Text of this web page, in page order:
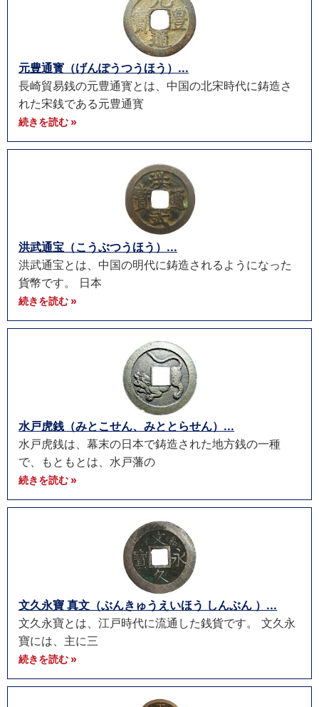
元豊通寳（げんぽうつうほう）...
長崎貿易銭の元豊通寳とは、中国の北宋時代に鋳造さ
れた宋銭である元豊通寳
続きを読む »
洪武通宝（こうぶつうほう）...
洪武通宝とは、中国の明代に鋳造されるようになった
貨幣です。 日本
続きを読む »
水戸虎銭（みとこせん、みととらせん）...
水戸虎銭は、幕末の日本で鋳造された地方銭の一種
で、もともとは、水戸藩の
続きを読む »
文久永寶 真文（ぶんきゅうえいほう しんぶん ）...
文久永寶とは、江戸時代に流通した銭貨です。 文久永
寶には、主に三
続きを読む »